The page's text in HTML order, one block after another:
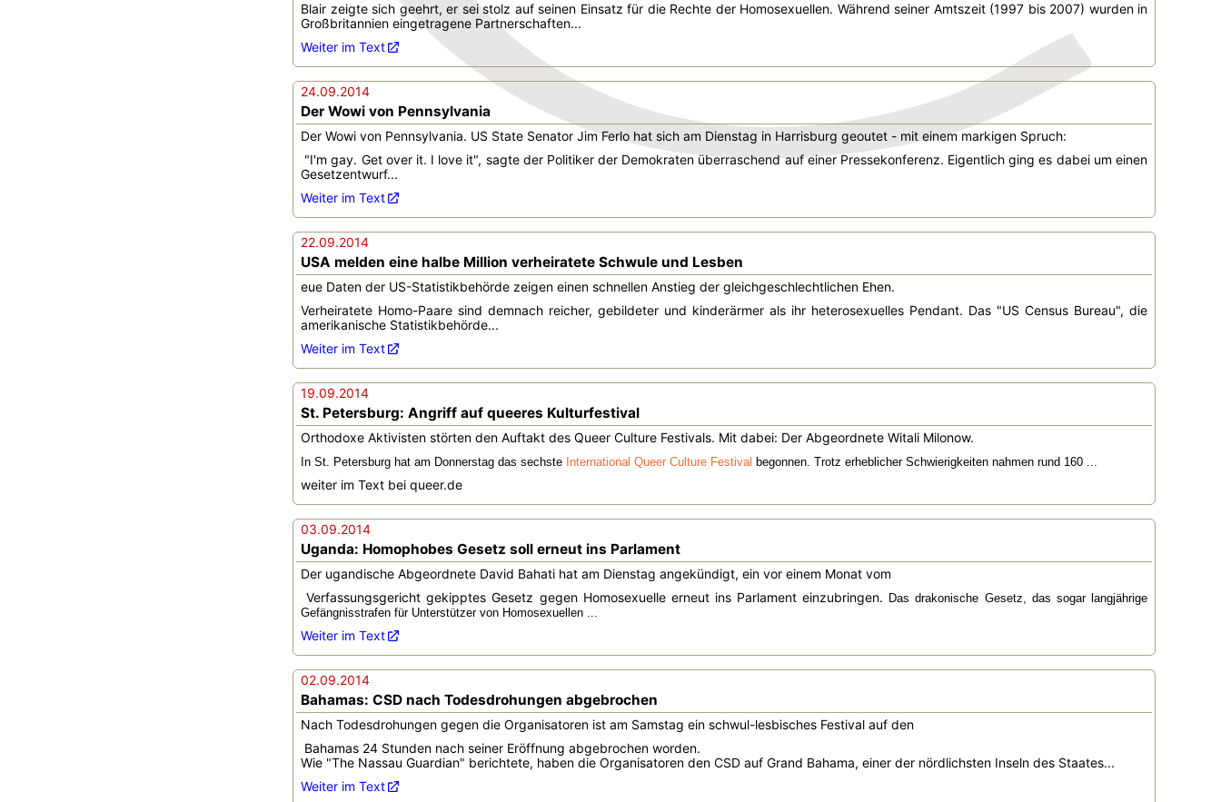
Blair zeigte sich geehrt, er sei stolz auf seinen Einsatz für die Rechte der Homosexuellen. Während seiner Amtszeit (1997 bis 2007) wurden in
Großbritannien eingetragene Partnerschaften...
Weiter im Text
24.09.2014
Der Wowi von Pennsylvania
Der Wowi von Pennsylvania. US State Senator Jim Ferlo hat sich am Dienstag in Harrisburg geoutet - mit einem markigen Spruch:
"I'm gay. Get over it. I love it", sagte der Politiker der Demokraten überraschend auf einer Pressekonferenz. Eigentlich ging es dabei um einen
Gesetzentwurf...
Weiter im Text
22.09.2014
USA melden eine halbe Million verheiratete Schwule und Lesben
eue Daten der US-Statistikbehörde zeigen einen schnellen Anstieg der gleichgeschlechtlichen Ehen.
Verheiratete Homo-Paare sind demnach reicher, gebildeter und kinderärmer als ihr heterosexuelles Pendant. Das "US Census Bureau", die
amerikanische Statistikbehörde...
Weiter im Text
19.09.2014
St. Petersburg: Angriff auf queeres Kulturfestival
Orthodoxe Aktivisten störten den Auftakt des Queer Culture Festivals. Mit dabei: Der Abgeordnete Witali Milonow.
In St. Petersburg hat am Donnerstag das sechste International Queer Culture Festival begonnen. Trotz erheblicher Schwierigkeiten nahmen rund 160 ...
weiter im Text bei queer.de
03.09.2014
Uganda: Homophobes Gesetz soll erneut ins Parlament
Der ugandische Abgeordnete David Bahati hat am Dienstag angekündigt, ein vor einem Monat vom
Verfassungsgericht gekipptes Gesetz gegen Homosexuelle erneut ins Parlament einzubringen. Das drakonische Gesetz, das sogar langjährige
Gefängnisstrafen für Unterstützer von Homosexuellen ...
Weiter im Text
02.09.2014
Bahamas: CSD nach Todesdrohungen abgebrochen
Nach Todesdrohungen gegen die Organisatoren ist am Samstag ein schwul-lesbisches Festival auf den
Bahamas 24 Stunden nach seiner Eröffnung abgebrochen worden.
Wie "The Nassau Guardian" berichtete, haben die Organisatoren den CSD auf Grand Bahama, einer der nördlichsten Inseln des Staates...
Weiter im Text